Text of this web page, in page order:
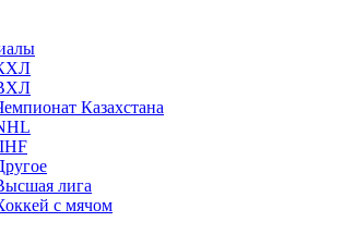
Казахстана
лига
с мячом